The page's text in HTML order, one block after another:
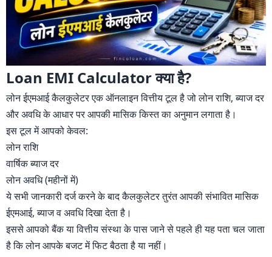
Loan EMI Calculator क्या है?
लोन ईएमआई कैलकुलेटर एक ऑनलाइन वित्तीय टूल है जो लोन राशि, ब्याज दर
और अवधि के आधार पर आपकी मासिक किस्त का अनुमान लगाता है।
इस टूल में आपको केवल:
लोन राशि
वार्षिक ब्याज दर
लोन अवधि (महीनों में)
ये सभी जानकारी दर्ज करने के बाद कैलकुलेटर तुरंत आपकी संभावित मासिक
ईएमआई, ब्याज व अवधि दिखा देता है।
इससे आपको बैंक या वित्तीय संस्था के पास जाने से पहले ही यह पता चल जाता
है कि लोन आपके बजट में फिट बैठता है या नहीं।